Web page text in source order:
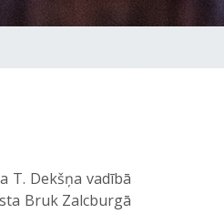
T. Dekšņa vadībā
Bruk Zalcburgā